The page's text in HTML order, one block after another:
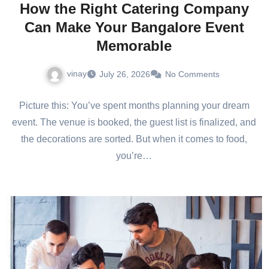
How the Right Catering Company
Can Make Your Bangalore Event
Memorable
vinay July 26, 2026 No Comments
Picture this: You’ve spent months planning your dream
event. The venue is booked, the guest list is finalized, and
the decorations are sorted. But when it comes to food,
you’re…